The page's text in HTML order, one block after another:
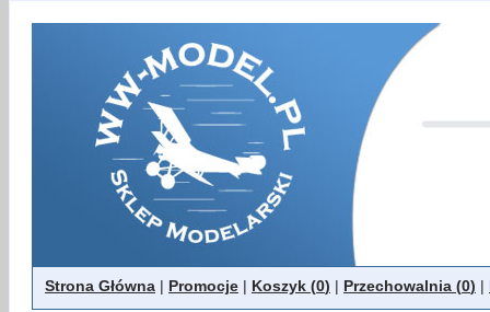
Strona Główna | Promocje | Koszyk (0) | Przechowalnia (0) |